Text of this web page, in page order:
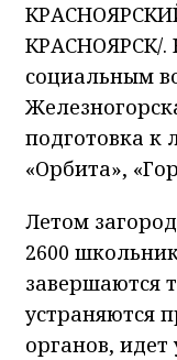
КРАСНОЯРСК/.
социальным
подготовка к
«Орбита»,
Летом
2600
завершаются
устраняются
органов,